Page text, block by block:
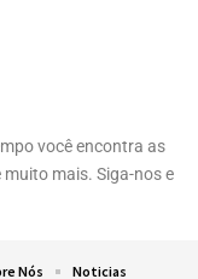
você encontra as
mais. Siga-nos e
Nós Noticias